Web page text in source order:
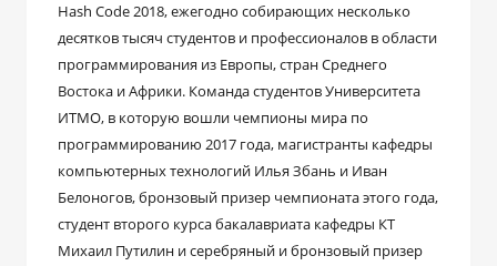
Hash Code 2018, ежегодно собирающих несколько
десятков тысяч студентов и профессионалов в области
программирования из Европы, стран Среднего
Востока и Африки. Команда студентов Университета
ИТМО, в которую вошли чемпионы мира по
программированию 2017 года, магистранты кафедры
компьютерных технологий Илья Збань и Иван
Белоногов, бронзовый призер чемпионата этого года,
студент второго курса бакалавриата кафедры КТ
Михаил Путилин и серебряный и бронзовый призер